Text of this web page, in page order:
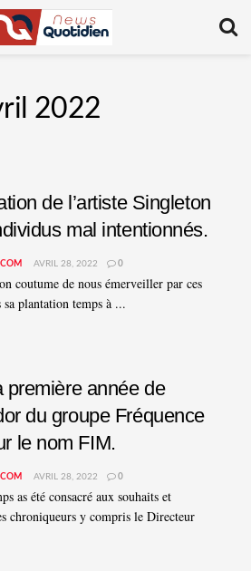
2022
de l’artiste Singleton
mal intentionnés.
AVRIL 28, 2022 0
coutume de nous émerveiller par ces
plantation temps à ...
première année de
du groupe Fréquence
le nom FIM.
AVRIL 28, 2022 0
as été consacré aux souhaits et
chroniqueurs y compris le Directeur